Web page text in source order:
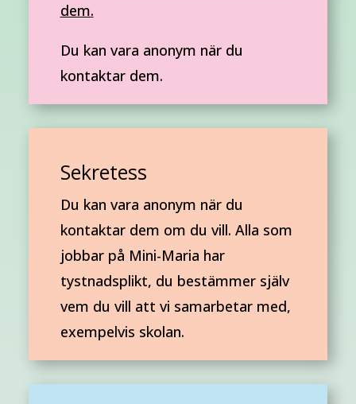
dem.
Du kan vara anonym när du
kontaktar dem.
Sekretess
Du kan vara anonym när du
kontaktar dem om du vill. Alla som
jobbar på Mini-Maria har
tystnadsplikt, du bestämmer själv
vem du vill att vi samarbetar med,
exempelvis skolan.